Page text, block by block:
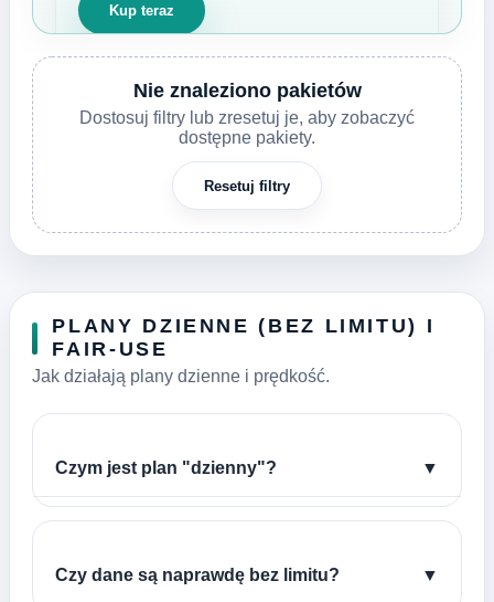
Kup teraz
Nie znaleziono pakietów
Dostosuj filtry lub zresetuj je, aby zobaczyć
dostępne pakiety.
Resetuj filtry
PLANY DZIENNE (BEZ LIMITU) I
FAIR-USE
Jak działają plany dzienne i prędkość.
Czym jest plan "dzienny"? ▼
Czy dane są naprawdę bez limitu? ▼